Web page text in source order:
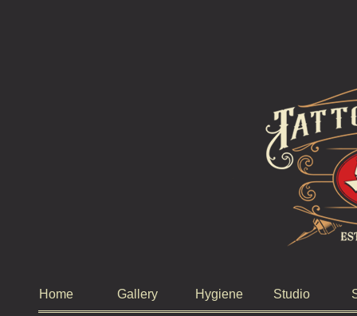
Home Gallery Hygiene Studio